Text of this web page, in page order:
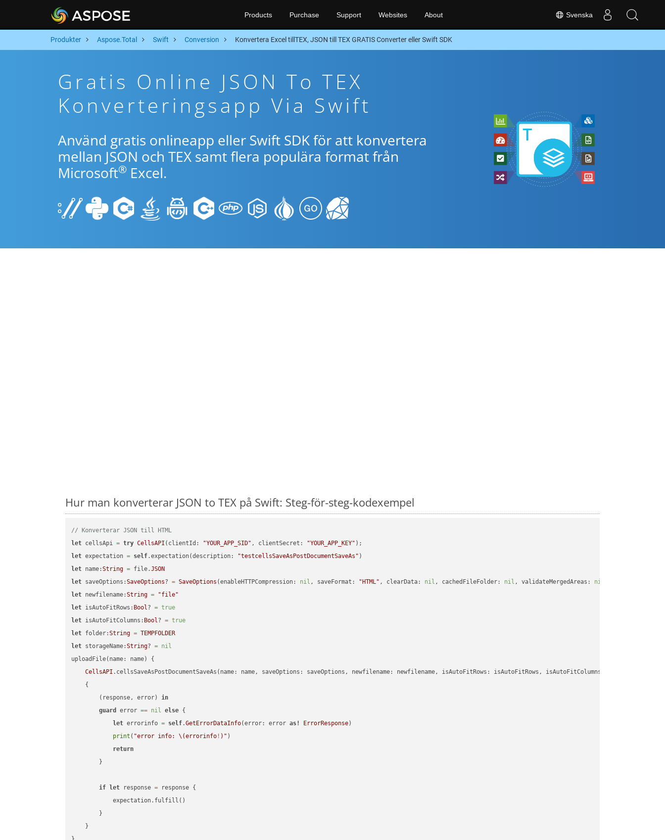
Svenska
Products Purchase Support Websites About
Produkter Aspose.Total Swift Conversion Konvertera Excel tillTEX, JSON till TEX GRATIS Converter eller Swift SDK
Gratis Online JSON To TEX
Konverteringsapp Via Swift
Använd gratis onlineapp eller Swift SDK för att konvertera
mellan JSON och TEX samt flera populära format från
Microsoft® Excel.
Hur man konverterar JSON to TEX på Swift: Steg-för-steg-kodexempel
// Konverterar JSON till HTML
let cellsApi = try CellsAPI (clientId: "YOUR_APP_SID" , clientSecret: "YOUR_APP_KEY"
let expectation = self.expectation(description: "testcellsSaveAsPostDocumentSaveAs"
let name:String = file.JSON
let saveOptions:SaveOptions? = SaveOptions (enableHTTPCompression: nil , saveFormat: "HTML" , clearData: nil , cachedFileFolder: nil , validateMergedAreas: nil
let newfilename:String =
"file"
let isAutoFitRows: Bool? = true
let isAutoFitColumns: Bool? = true
let folder:String = TEMPFOLDER
let storageName:String? = nil
uploadFile(name: name) {
CellsAPI .cellsSaveAsPostDocumentSaveAs(name: name, saveOptions: saveOptions, newfilename: newfilename, isAutoFitRows: isAutoFitRows, isAutoFitColumns:
    {
        (response, error)
in
guard
error == nil else {
let errorinfo = self.GetErrorDataInfo(error: error as! ErrorResponse)
print ( "error info: \(errorinfo ! ) " )
return
        }
if let response = response {
            expectation.fulfill()
        }
    }